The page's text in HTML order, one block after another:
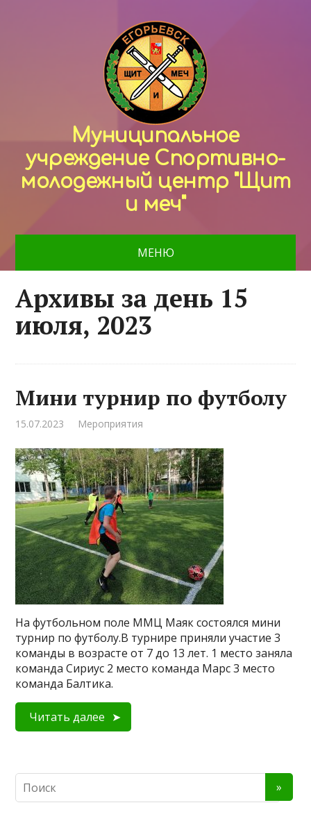
Муниципальное
учреждение Спортивно-
молодежный центр "Щит
и меч"
МЕНЮ
Архивы за день 15
июля, 2023
Мини турнир по футболу
15.07.2023 Мероприятия
На футбольном поле ММЦ Маяк состоялся мини
турнир по футболу.В турнире приняли участие 3
команды в возрасте от 7 до 13 лет. 1 место заняла
команда Сириус 2 место команда Марс 3 место
команда Балтика.
Читать далее